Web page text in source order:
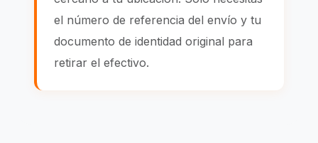
el número de referencia del envío y tu
documento de identidad original para
retirar el efectivo.